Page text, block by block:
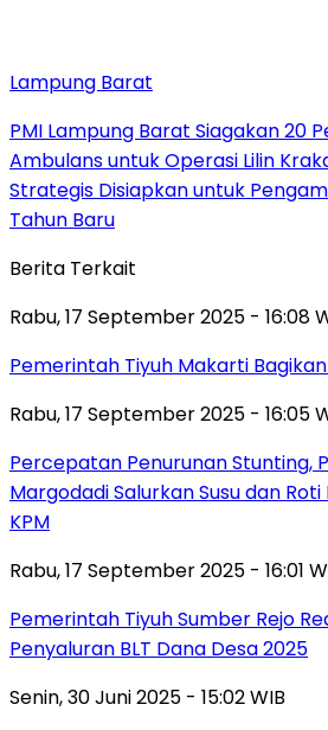
Lampung Barat
PMI Lampung Barat Siagakan 20
Ambulans untuk Operasi Lilin
Strategis Disiapkan untuk
Tahun Baru
Berita Terkait
Rabu, 17 September 2025 - 16:08
Pemerintah Tiyuh Makarti Bagikan
Rabu, 17 September 2025 - 16:05
Percepatan Penurunan Stunting,
Margodadi Salurkan Susu dan
KPM
Rabu, 17 September 2025 - 16:01
Pemerintah Tiyuh Sumber Rejo
Penyaluran BLT Dana Desa 2025
Senin, 30 Juni 2025 - 15:02 WIB